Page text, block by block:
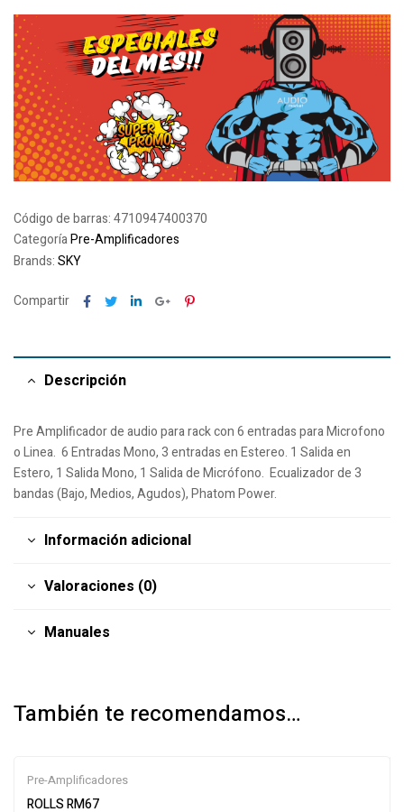
Código de barras:4710947400370
CategoríaPre-Amplificadores
Brands:SKY
Compartir Facebook
TwitterLinkedinGoogle+Pinterest
Descripción
Pre Amplificador de audio para rack con 6 entradas para Microfono
o Linea. 6 Entradas Mono, 3 entradas en Estereo. 1 Salida en
Estero, 1 Salida Mono, 1 Salida de Micrófono. Ecualizador de 3
bandas (Bajo, Medios, Agudos), Phatom Power.
Información adicional
Valoraciones (0)
Manuales
También te recomendamos…
Pre-Amplificadores
ROLLS RM67